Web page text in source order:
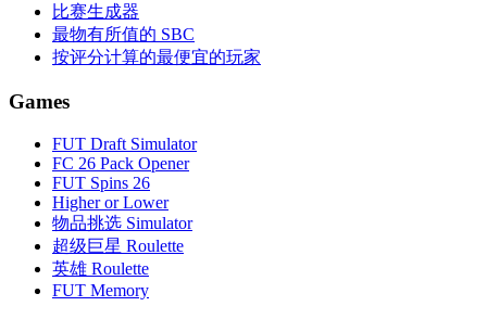
比赛生成器
最物有所值的 SBC
按评分计算的最便宜的玩家
Games
FUT Draft Simulator
FC 26 Pack Opener
FUT Spins 26
Higher or Lower
物品挑选 Simulator
超级巨星 Roulette
英雄 Roulette
FUT Memory